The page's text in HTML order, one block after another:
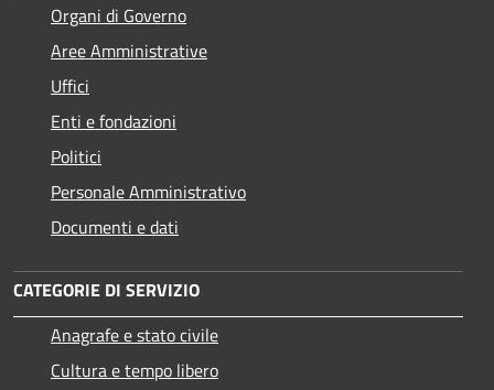
Organi di Governo
Aree Amministrative
Uffici
Enti e fondazioni
Politici
Personale Amministrativo
Documenti e dati
CATEGORIE DI SERVIZIO
Anagrafe e stato civile
Cultura e tempo libero